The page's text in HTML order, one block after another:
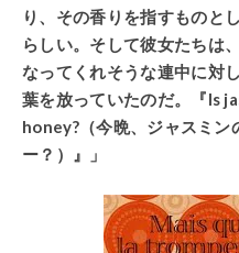
り、その香りを指すものと
らしい。そして彼女たちは
なってくれそうな連中に対
葉を放っていたのだ。
『Is
honey?（今晩、ジャスミン
ー？）』」